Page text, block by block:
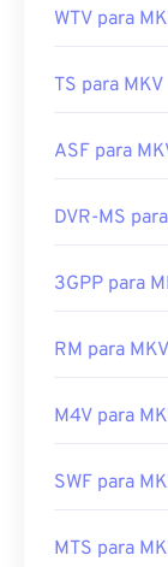
WTV para
TS para MKV
ASF para
DVR-MS
3GPP para
RM para MKV
M4V para
SWF para
MTS para